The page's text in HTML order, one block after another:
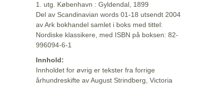
1. utg. København : Gyldendal, 1899
Del av Scandinavian words 01-18 utsendt 2004
av Ark bokhandel samlet i boks med tittel:
Nordiske klassikere, med ISBN på boksen: 82-
996094-6-1
Innhold:
Innholdet for øvrig er tekster fra forrige
århundreskifte av August Strindberg, Victoria